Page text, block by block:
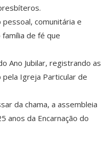
comunitária e
de fé que
Ano Jubilar, registrando as
Igreja Particular de
da chama, a assembleia
anos da Encarnação do